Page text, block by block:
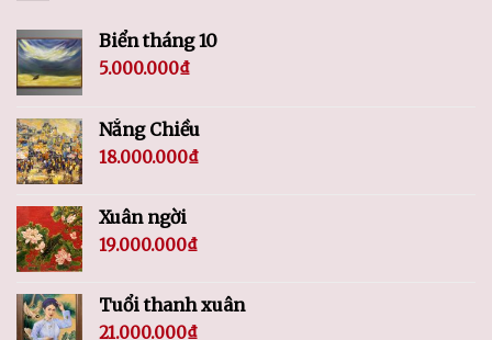
Biển tháng 10
5.000.000₫
Nắng Chiều
18.000.000₫
Xuân ngời
19.000.000₫
Tuổi thanh xuân
21.000.000₫